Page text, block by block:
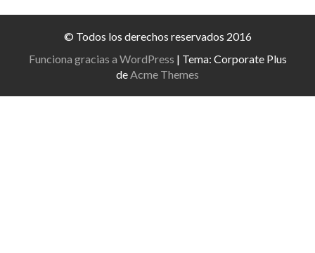
© Todos los derechos reservados 2016
Funciona gracias a WordPress | Tema: Corporate Plus
deAcme Themes